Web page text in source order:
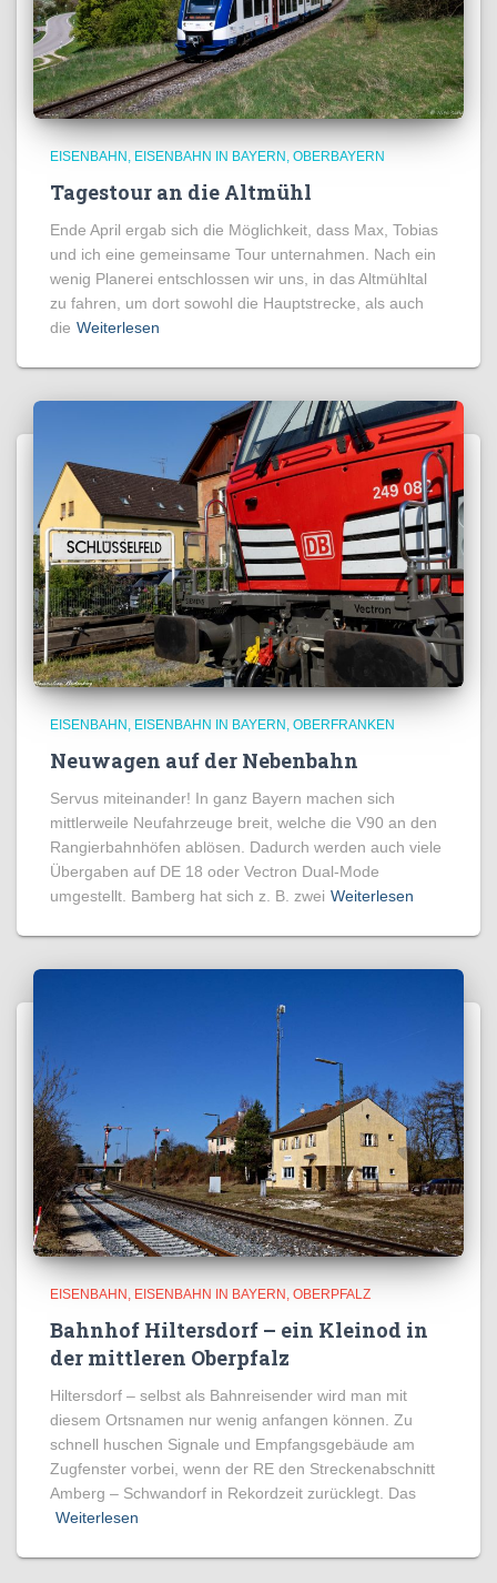
EISENBAHN EISENBAHN IN BAYERN OBERBAYERN
Tagestour an die Altmühl
Ende April ergab sich die Möglichkeit, dass Max, Tobias
und ich eine gemeinsame Tour unternahmen. Nach ein
wenig Planerei entschlossen wir uns, in das Altmühltal
zu fahren, um dort sowohl die Hauptstrecke, als auch
die Weiterlesen
EISENBAHN EISENBAHN IN BAYERN OBERFRANKEN
Neuwagen auf der Nebenbahn
Servus miteinander! In ganz Bayern machen sich
mittlerweile Neufahrzeuge breit, welche die V90 an den
Rangierbahnhöfen ablösen. Dadurch werden auch viele
Übergaben auf DE 18 oder Vectron Dual-Mode
umgestellt. Bamberg hat sich z. B. zwei Weiterlesen
EISENBAHN EISENBAHN IN BAYERN OBERPFALZ
Bahnhof Hiltersdorf – ein Kleinod in
der mittleren Oberpfalz
Hiltersdorf – selbst als Bahnreisender wird man mit
diesem Ortsnamen nur wenig anfangen können. Zu
schnell huschen Signale und Empfangsgebäude am
Zugfenster vorbei, wenn der RE den Streckenabschnitt
Amberg – Schwandorf in Rekordzeit zurücklegt. Das
Weiterlesen